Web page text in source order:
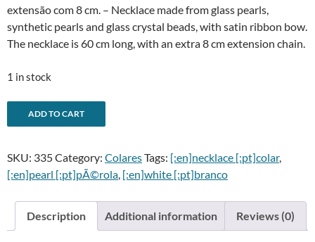
extensão com 8 cm. – Necklace made from glass pearls,
synthetic pearls and glass crystal beads, with satin ribbon bow.
The necklace is 60 cm long, with an extra 8 cm extension chain.
1 in stock
Colar
de
com
laço
Pearl
necklace
ADD TO CART
e
r
a
t
SKU: 335Category: ColaresTags: [:en]necklace [:pt]colar,
[:en]pearl [:pt]pÃ©rola, [:en]white [:pt]branco
Description Additional information Reviews (0)